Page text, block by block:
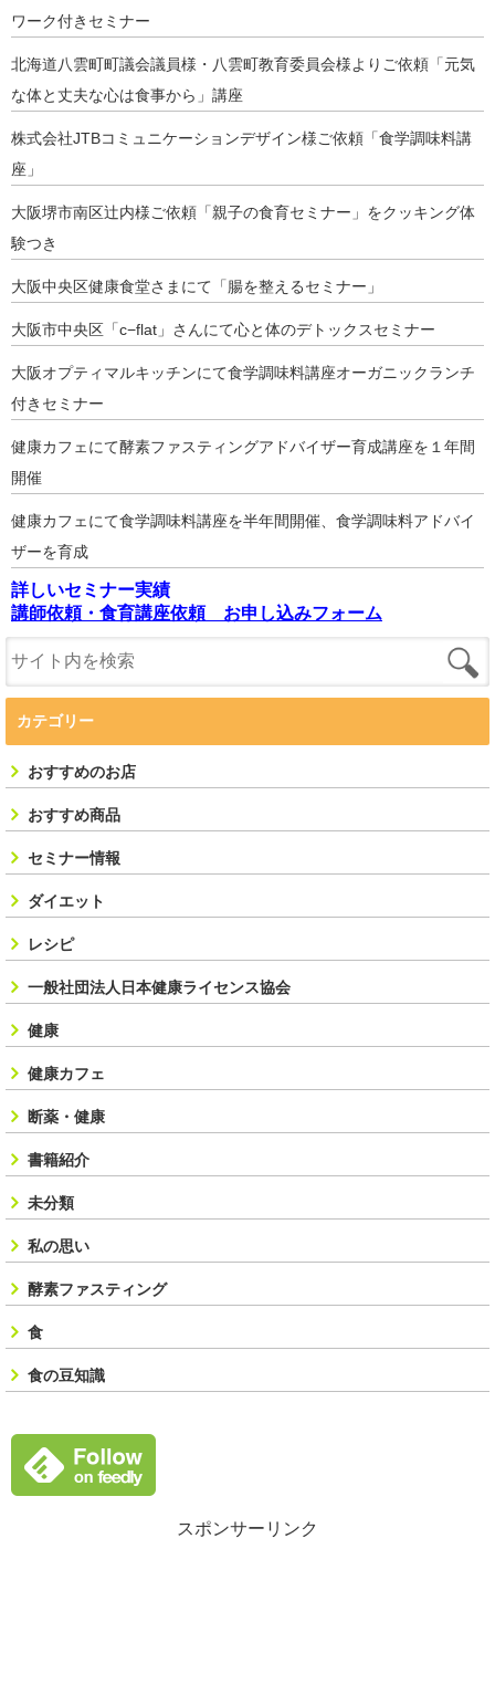
ワーク付きセミナー
北海道八雲町町議会議員様・八雲町教育委員会様よりご依頼「元気
な体と丈夫な心は食事から」講座
株式会社JTBコミュニケーションデザイン様ご依頼「食学調味料講
座」
大阪堺市南区辻内様ご依頼「親子の食育セミナー」をクッキング体
験つき
大阪中央区健康食堂さまにて「腸を整えるセミナー」
大阪市中央区「c−flat」さんにて心と体のデトックスセミナー
大阪オプティマルキッチンにて食学調味料講座オーガニックランチ
付きセミナー
健康カフェにて酵素ファスティングアドバイザー育成講座を１年間
開催
健康カフェにて食学調味料講座を半年間開催、食学調味料アドバイ
ザーを育成
詳しいセミナー実績
講師依頼・食育講座依頼 お申し込みフォーム
カテゴリー
おすすめのお店
おすすめ商品
セミナー情報
ダイエット
レシピ
一般社団法人日本健康ライセンス協会
健康
健康カフェ
断薬・健康
書籍紹介
未分類
私の思い
酵素ファスティング
食
食の豆知識
スポンサーリンク